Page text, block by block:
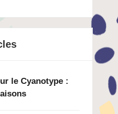
le Cyanotype :